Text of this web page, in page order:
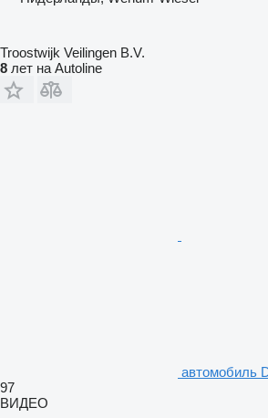
Troostwijk Veilingen B.V.
8 лет на Autoline
автомобиль
97
ВИДЕО